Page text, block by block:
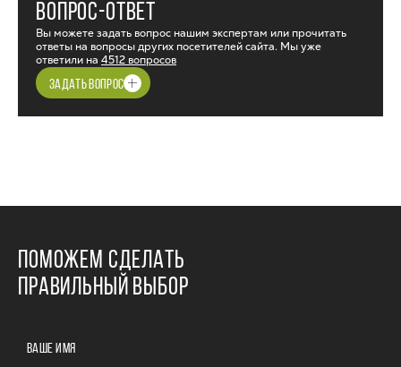
ВОПРОС-ОТВЕТ
Вы можете задать вопрос нашим экспертам или прочитать
ответы на вопросы других посетителей сайта. Мы уже
ответили на 4512 вопросов
ЗАДАТЬ ВОПРОС
ПОМОЖЕМ СДЕЛАТЬ
ПРАВИЛЬНЫЙ ВЫБОР
ВАШЕ ИМЯ